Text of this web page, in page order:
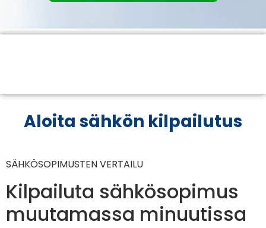
Aloita sähkön kilpailutus
SÄHKÖSOPIMUSTEN VERTAILU
Kilpailuta sähkösopimus
muutamassa minuutissa